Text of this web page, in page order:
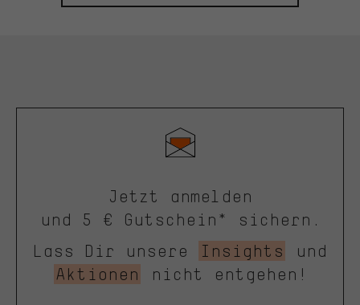
Jetzt anmelden
und 5 € Gutschein* sichern.
Lass Dir unsere
Insights
und
Aktionen
nicht entgehen!